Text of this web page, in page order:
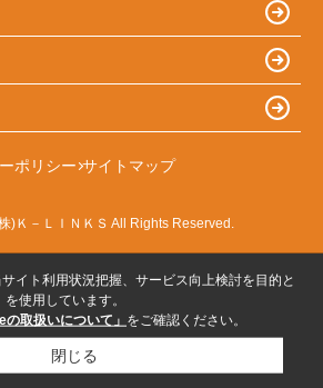
ポリシー サイトマップ
)Ｋ－ＬＩＮＫＳ All Rights Reserved.
イト利用状況把握、サービス向上検討を目的と
使用しています。
の取扱いについて」 をご確認ください。
閉じる